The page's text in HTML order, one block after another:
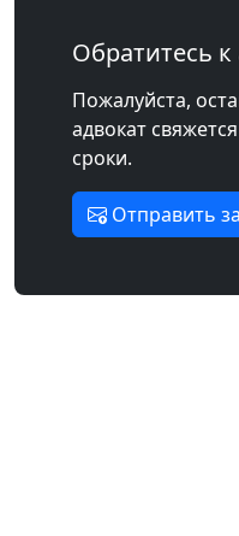
Обратитесь
Пожалуйста,
адвокат
сроки.
Отправить